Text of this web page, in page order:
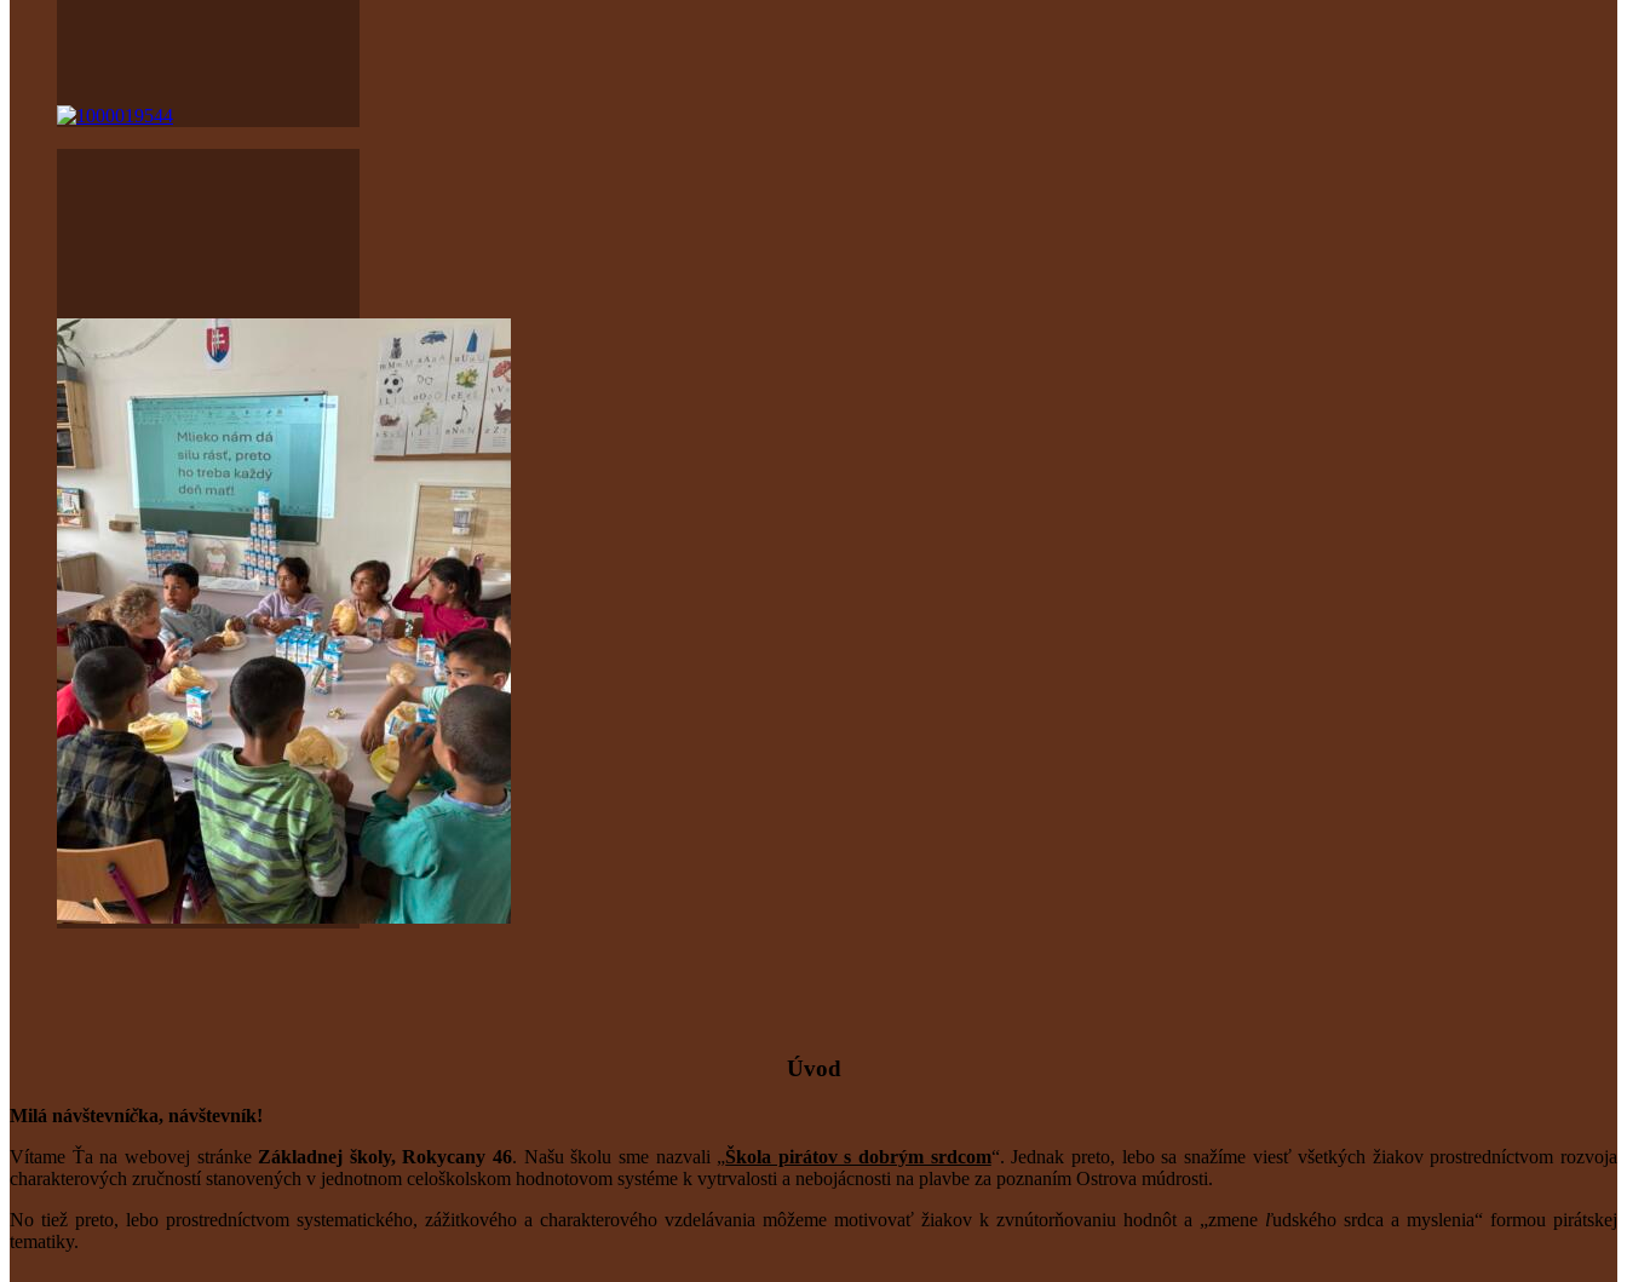
Úvod
Milá návštevníčka, návštevník!
Vítame Ťa na webovej stránke Základnej školy, Rokycany 46. Našu školu sme nazvali „Škola pirátov s dobrým srdcom“. Jednak preto, lebo sa snažíme viesť všetkých žiakov prostredníctvom rozvoja
charakterových zručností stanovených v jednotnom celoškolskom hodnotovom systéme k vytrvalosti a nebojácnosti na plavbe za poznaním Ostrova múdrosti.
No tiež preto, lebo prostredníctvom systematického, zážitkového a charakterového vzdelávania môžeme motivovať žiakov k zvnútorňovaniu hodnôt a „zmene ľudského srdca a myslenia“ formou pirátskej
tematiky.